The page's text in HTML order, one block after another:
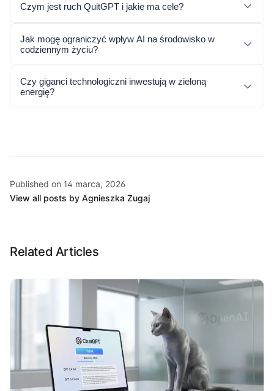
Czym jest ruch QuitGPT i jakie ma cele?
Jak mogę ograniczyć wpływ AI na środowisko w
codziennym życiu?
Czy giganci technologiczni inwestują w zieloną
energię?
Published on 14 marca, 2026
View all posts by Agnieszka Zugaj
Related Articles